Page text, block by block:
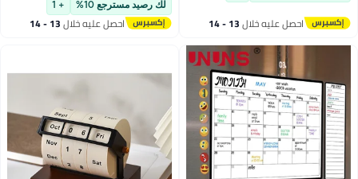
احصل عليه خلال 13 - 14
خلفي - سبورة تخطيط ملونة -
تتضمن أقلام تحديد مغناطيسية
وممحاة سبورة بيضاء
لك رصيد مسترجع 10% + 1
احصل عليه خلال 13 - 14